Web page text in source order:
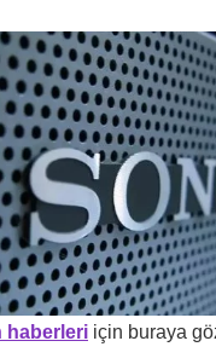
haberleri için buraya